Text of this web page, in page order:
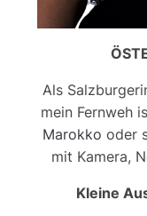
Als
mein Fernweh
Marokko oder
mit Kamera,
Kleine